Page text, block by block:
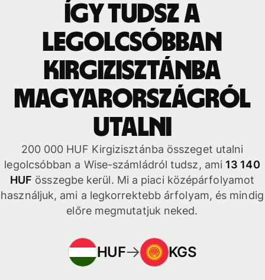
Így tudsz a
legolcsóbban
Kirgizisztánba
Magyarországról
utalni
200 000 HUF Kirgizisztánba összeget utalni
legolcsóbban a Wise-számládról tudsz, ami 13 140
HUF összegbe kerül. Mi a piaci középárfolyamot
használjuk, ami a legkorrektebb árfolyam, és mindig
előre megmutatjuk neked.
HUF KGS